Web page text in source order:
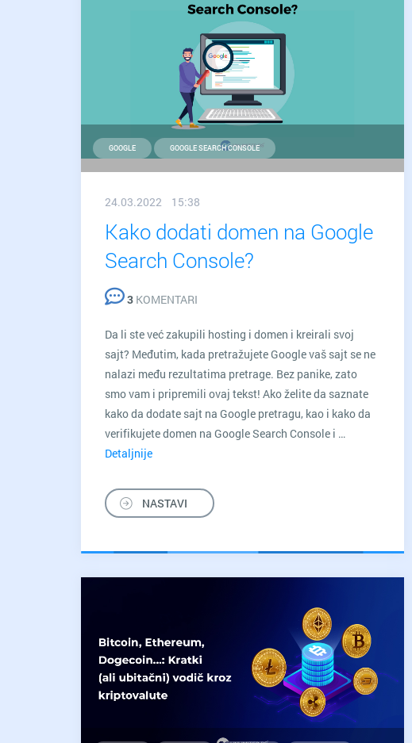
znate
landing
stranici
za
vaš
biznis
GOOGLE GOOGLE SEARCH CONSOLE
24.03.2022 15:38
Kako dodati domen na Google
Search Console?
3 KOMENTARI
Da li ste već zakupili hosting i domen i kreirali svoj
sajt? Međutim, kada pretražujete Google vaš sajt se ne
nalazi među rezultatima pretrage. Bez panike, zato
smo vam i pripremili ovaj tekst! Ako želite da saznate
kako da dodate sajt na Google pretragu, kao i kako da
verifikujete domen na Google Search Console i …
Detaljnije
domen
na
Search
NASTAVI